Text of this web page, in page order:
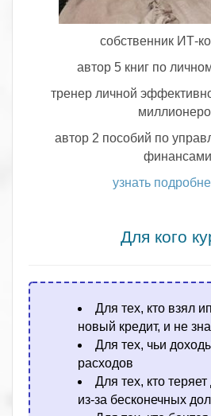
собственник ИТ-
автор 5 книг по
тренер личной
автор 2 пособий по
финансами
узнать
Для кого
Для тех, кто взял
новый кредит, и не
Для тех, чьи
расходов
Для тех, кто
из-за бесконечных